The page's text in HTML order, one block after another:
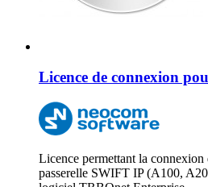
Licence de connexion
Licence permettant la connexion
passerelle SWIFT IP (A100,